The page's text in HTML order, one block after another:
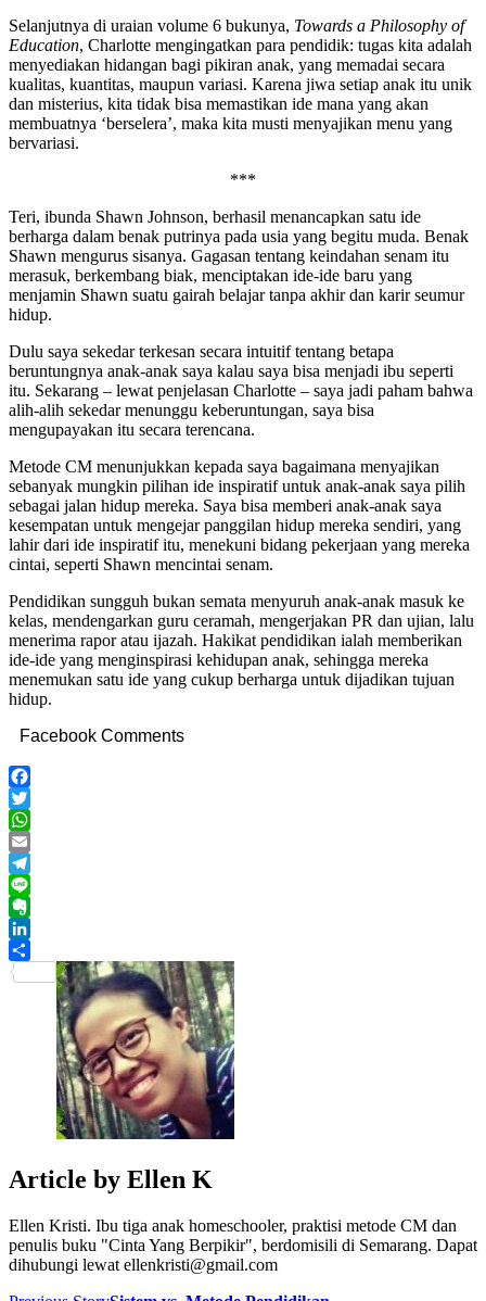
Selanjutnya di uraian volume 6 bukunya, Towards a Philosophy of
Education, Charlotte mengingatkan para pendidik: tugas kita adalah
menyediakan hidangan bagi pikiran anak, yang memadai secara
kualitas, kuantitas, maupun variasi. Karena jiwa setiap anak itu unik
dan misterius, kita tidak bisa memastikan ide mana yang akan
membuatnya ‘berselera’, maka kita musti menyajikan menu yang
bervariasi.
***
Teri, ibunda Shawn Johnson, berhasil menancapkan satu ide
berharga dalam benak putrinya pada usia yang begitu muda. Benak
Shawn mengurus sisanya. Gagasan tentang keindahan senam itu
merasuk, berkembang biak, menciptakan ide-ide baru yang
menjamin Shawn suatu gairah belajar tanpa akhir dan karir seumur
hidup.
Dulu saya sekedar terkesan secara intuitif tentang betapa
beruntungnya anak-anak saya kalau saya bisa menjadi ibu seperti
itu. Sekarang – lewat penjelasan Charlotte – saya jadi paham bahwa
alih-alih sekedar menunggu keberuntungan, saya bisa
mengupayakan itu secara terencana.
Metode CM menunjukkan kepada saya bagaimana menyajikan
sebanyak mungkin pilihan ide inspiratif untuk anak-anak saya pilih
sebagai jalan hidup mereka. Saya bisa memberi anak-anak saya
kesempatan untuk mengejar panggilan hidup mereka sendiri, yang
lahir dari ide inspiratif itu, menekuni bidang pekerjaan yang mereka
cintai, seperti Shawn mencintai senam.
Pendidikan sungguh bukan semata menyuruh anak-anak masuk ke
kelas, mendengarkan guru ceramah, mengerjakan PR dan ujian, lalu
menerima rapor atau ijazah. Hakikat pendidikan ialah memberikan
ide-ide yang menginspirasi kehidupan anak, sehingga mereka
menemukan satu ide yang cukup berharga untuk dijadikan tujuan
hidup.
Facebook Comments
Facebook
Twitter
WhatsApp
Email
Telegram
Line
Evernote
LinkedIn
Share
Article by Ellen K
Ellen Kristi. Ibu tiga anak homeschooler, praktisi metode CM dan
penulis buku "Cinta Yang Berpikir", berdomisili di Semarang. Dapat
dihubungi lewat ellenkristi@gmail.com